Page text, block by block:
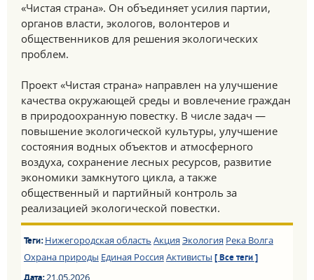
«Чистая страна». Он объединяет усилия партии,
органов власти, экологов, волонтеров и
общественников для решения экологических
проблем.
Проект «Чистая страна» направлен на улучшение
качества окружающей среды и вовлечение граждан
в природоохранную повестку. В числе задач —
повышение экологической культуры, улучшение
состояния водных объектов и атмосферного
воздуха, сохранение лесных ресурсов, развитие
экономики замкнутого цикла, а также
общественный и партийный контроль за
реализацией экологической повестки.
Теги: Нижегородская область Акция Экология Река Волга
Охрана природы Единая Россия Активисты [ Все теги ]
21.05.2026